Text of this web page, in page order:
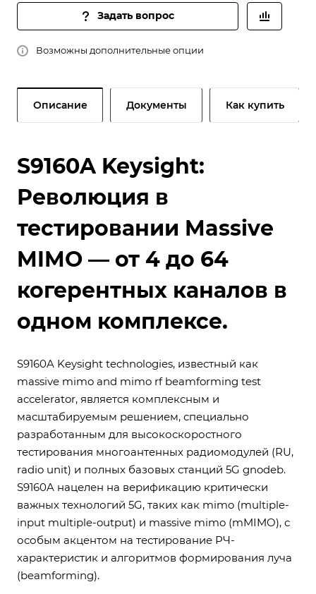
Задать вопрос
Возможны дополнительные опции
Описание Документы Как купить
S9160A Keysight:
Революция в
тестировании Massive
MIMO — от 4 до 64
когерентных каналов в
одном комплексе.
S9160A Keysight technologies, известный как
massive mimo and mimo rf beamforming test
accelerator, является комплексным и
масштабируемым решением, специально
разработанным для высокоскоростного
тестирования многоантенных радиомодулей (RU,
radio unit) и полных базовых станций 5G gnodeb.
S9160A нацелен на верификацию критически
важных технологий 5G, таких как mimo (multiple-
input multiple-output) и massive mimo (mMIMO), с
особым акцентом на тестирование РЧ-
характеристик и алгоритмов формирования луча
(beamforming).